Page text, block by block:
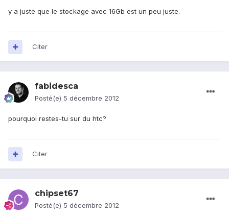
y a juste que le stockage avec 16Gb est un peu juste.
Citer
fabidesca
Posté(e) 5 décembre 2012
pourquoi restes-tu sur du htc?
Citer
chipset67
Posté(e) 5 décembre 2012